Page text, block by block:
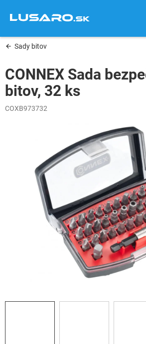
obsah
Sady bitov
CONNEX Sada
bitov, 32 ks
COXB973732